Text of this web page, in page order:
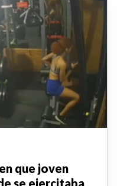
que joven
se ejercitaba